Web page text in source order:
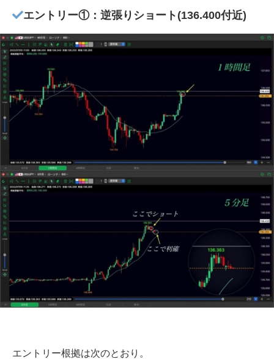
エントリー①：逆張りショート(136.400付近)
エントリー根拠は次のとおり。